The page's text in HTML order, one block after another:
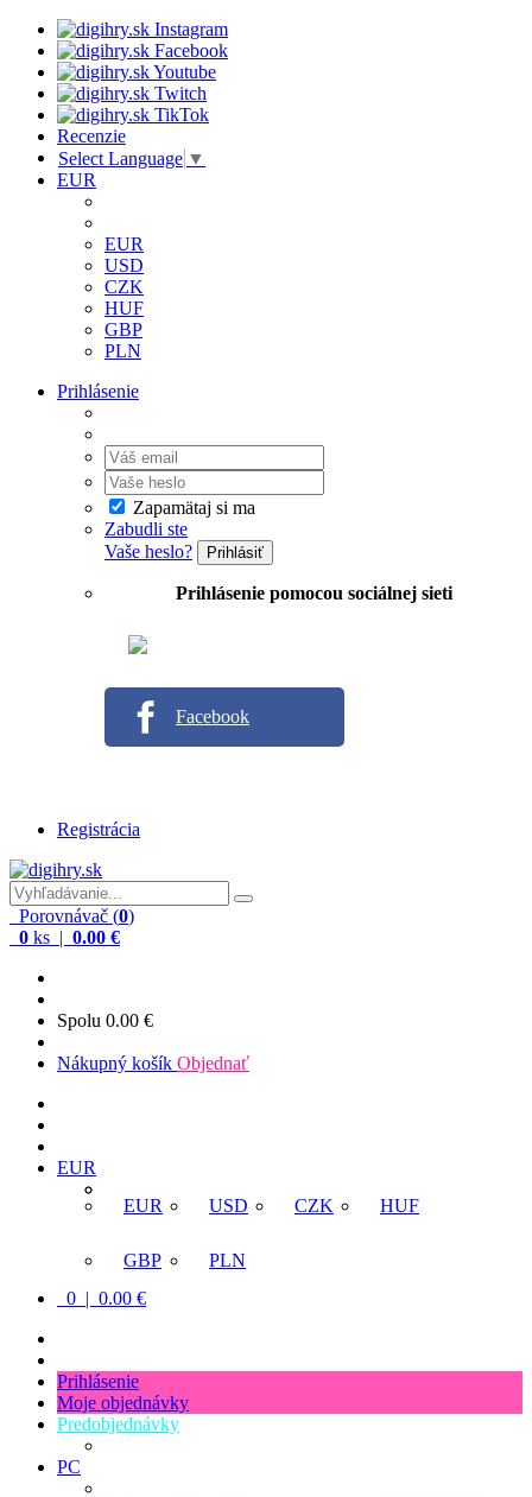
Recenzie
Select Language ▼
EUR
EUR
USD
CZK
HUF
GBP
PLN
Prihlásenie
Zapamätaj si ma
Zabudli ste
Vaše heslo?
Prihlásiť
Prihlásenie pomocou sociálnej sieti
Facebook
Registrácia
Porovnávač (0)
0 ks | 0.00 €
Spolu 0.00 €
Nákupný košík Objednať
EUR
EUR
USD CZK HUF
GBP
PLN
0 | 0.00 €
Prihlásenie
Moje objednávky
Predobjednávky
PC